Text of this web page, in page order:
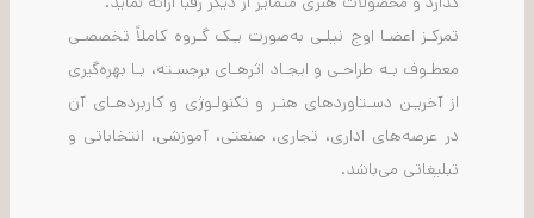
تمرکـز اعضـا اوج نیلـی به‌صورت یـک گـروه کاملاً تخصصـی
معطـوف بـه طراحـی و ایجـاد اثرهـای برجسـته، بـا بهره‌گیری
از آخریـن دسـتاوردهای هنـر و تکنولـوژی و کاربردهـای آن
در عرصه‌های اداری، تجاری، صنعتی، آموزشی، انتخاباتی و
تبلیغاتی می‌باشد.